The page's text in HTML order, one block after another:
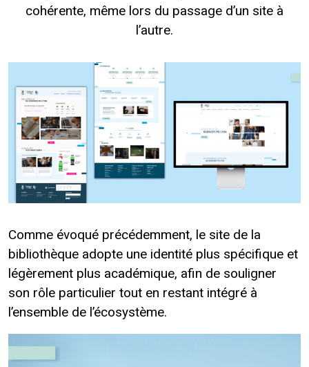
cohérente, même lors du passage d’un site à
l’autre.
Comme évoqué précédemment, le site de la
bibliothèque adopte une identité plus spécifique et
légèrement plus académique, afin de souligner
son rôle particulier tout en restant intégré à
l’ensemble de l’écosystème.